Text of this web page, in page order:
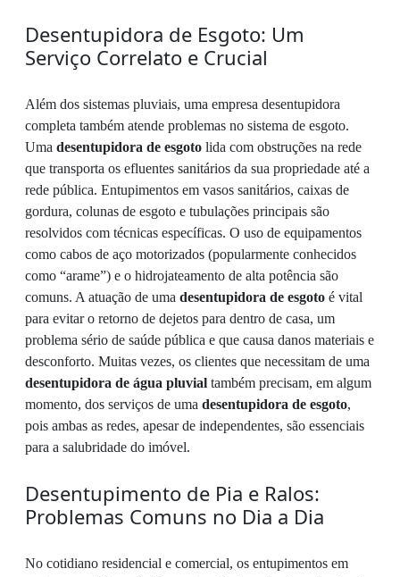
Desentupidora de Esgoto: Um
Serviço Correlato e Crucial
Além dos sistemas pluviais, uma empresa desentupidora
completa também atende problemas no sistema de esgoto.
Uma desentupidora de esgoto lida com obstruções na rede
que transporta os efluentes sanitários da sua propriedade até a
rede pública. Entupimentos em vasos sanitários, caixas de
gordura, colunas de esgoto e tubulações principais são
resolvidos com técnicas específicas. O uso de equipamentos
como cabos de aço motorizados (popularmente conhecidos
como “arame”) e o hidrojateamento de alta potência são
comuns. A atuação de uma desentupidora de esgoto é vital
para evitar o retorno de dejetos para dentro de casa, um
problema sério de saúde pública e que causa danos materiais e
desconforto. Muitas vezes, os clientes que necessitam de uma
desentupidora de água pluvial também precisam, em algum
momento, dos serviços de uma desentupidora de esgoto,
pois ambas as redes, apesar de independentes, são essenciais
para a salubridade do imóvel.
Desentupimento de Pia e Ralos:
Problemas Comuns no Dia a Dia
No cotidiano residencial e comercial, os entupimentos em